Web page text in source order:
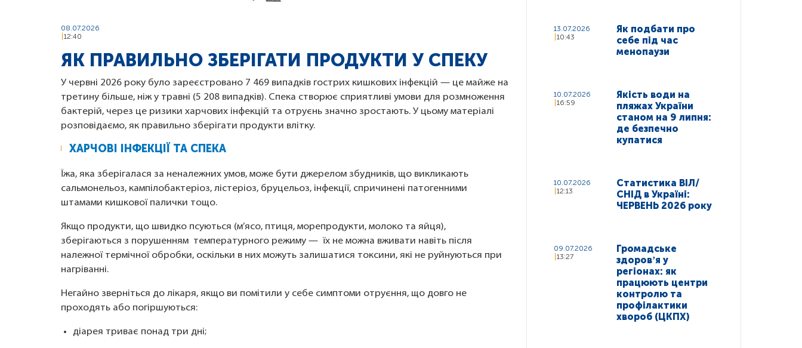
08.07.2026
12:40
ЯК ПРАВИЛЬНО ЗБЕРІГАТИ ПРОДУКТИ У СПЕКУ
У червні 2026 року було зареєстровано 7 469 випадків гострих кишкових інфекцій — це майже на
третину більше, ніж у травні (5 208 випадків). Спека створює сприятливі умови для розмноження
бактерій, через це ризики харчових інфекцій та отруєнь значно зростають. У цьому матеріалі
розповідаємо, як правильно зберігати продукти влітку.
ХАРЧОВІ ІНФЕКЦІЇ ТА СПЕКА
Їжа, яка зберігалася за неналежних умов, може бути джерелом збудників, що викликають
сальмонельоз, кампілобактеріоз, лістеріоз, бруцельоз, інфекції, спричинені патогенними
штамами кишкової палички тощо.
Якщо продукти, що швидко псуються (м’ясо, птиця, морепродукти, молоко та яйця),
зберігаються з порушенням температурного режиму — їх не можна вживати навіть після
належної термічної обробки, оскільки в них можуть залишатися токсини, які не руйнуються при
нагріванні.
Негайно зверніться до лікаря, якщо ви помітили у себе симптоми отруєння, що довго не
проходять або погіршуються:
діарея триває понад три дні;
13.07.2026
10:43
Як подбати про
себе під час
менопаузи
10.07.2026
16:59
Якість води на
пляжах України
станом на 9 липня:
де безпечно
купатися
10.07.2026
12:13
Статистика ВІЛ/
СНІД в Україні:
ЧЕРВЕНЬ 2026 року
09.07.2026
13:27
Громадське
здоровʼя у
регіонах: як
працюють центри
контролю та
профілактики
хвороб (ЦКПХ)